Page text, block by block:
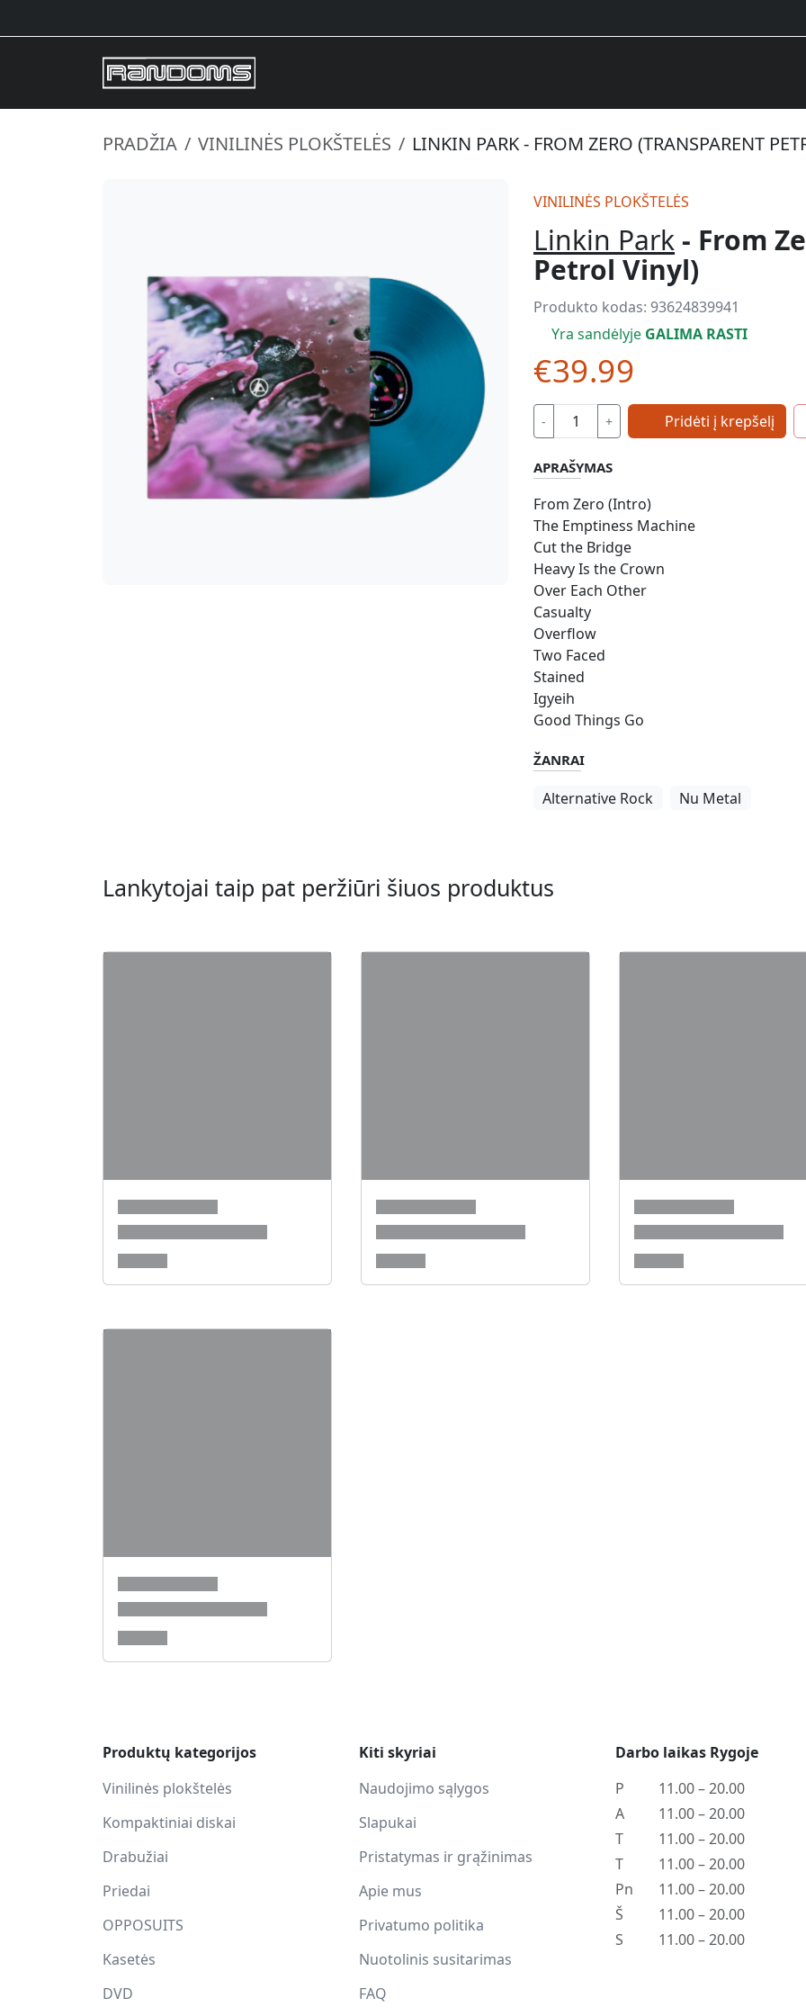
PRADŽIA VINILINĖS PLOKŠTELĖS LINKIN PARK - FROM ZERO (TRANSPARENT
VINILINĖS PLOKŠTELĖS
Linkin Park - From
Petrol Vinyl)
Produkto kodas: 93624839941
Yra sandėlyje GALIMA RASTI
€39.99
- + Pridėti į krepšelį
APRAŠYMAS
From Zero (Intro)
The Emptiness Machine
Cut the Bridge
Heavy Is the Crown
Over Each Other
Casualty
Overflow
Two Faced
Stained
Igyeih
Good Things Go
ŽANRAI
Alternative Rock Nu Metal
Lankytojai taip pat peržiūri šiuos produktus
Produktų kategorijos
Vinilinės plokštelės
Kompaktiniai diskai
Drabužiai
Priedai
OPPOSUITS
Kasetės
DVD
Kiti skyriai
Naudojimo sąlygos
Slapukai
Pristatymas ir grąžinimas
Apie mus
Privatumo politika
Nuotolinis susitarimas
FAQ
Darbo laikas Rygoje
P
11.00 – 20.00
A
11.00 – 20.00
T
11.00 – 20.00
T
11.00 – 20.00
Pn
11.00 – 20.00
Š
11.00 – 20.00
S
11.00 – 20.00